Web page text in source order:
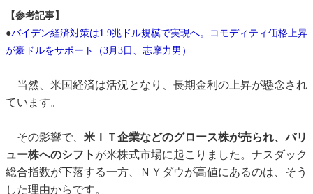
【参考記事】
●バイデン経済対策は1.9兆ドル規模で実現へ。コモディティ価格上昇
が豪ドルをサポート（3月3日、志摩力男）
当然、米国経済は活況となり、長期金利の上昇が懸念され
ています。
その影響で、 米ＩＴ企業などのグロース株が売られ、バリ
ュー株へのシフト が米株式市場に起こりました。ナスダック
総合指数が下落する一方、ＮＹダウが高値にあるのは、そう
した理由からです。